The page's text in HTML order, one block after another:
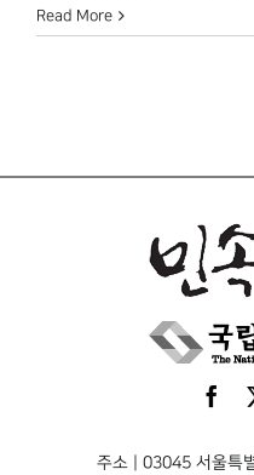
무레
Read More
주소 | 03045 서울특